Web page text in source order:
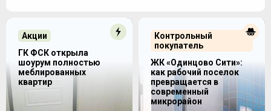
Контрольный
покупатель
ЖК «Одинцово Сити»:
как рабочий поселок
превращается в
современный
микрорайон
Акции
ГК ФСК открыла
шоурум полностью
меблированных
квартир